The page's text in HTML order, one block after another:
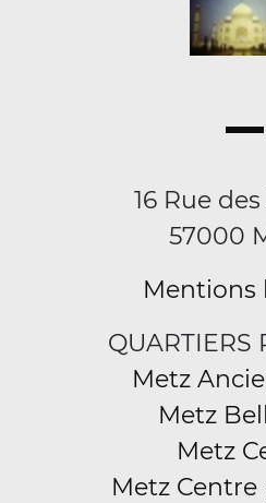
16 Rue
57000
Mentions
QUARTIERS
Metz
Metz
Metz
Metz